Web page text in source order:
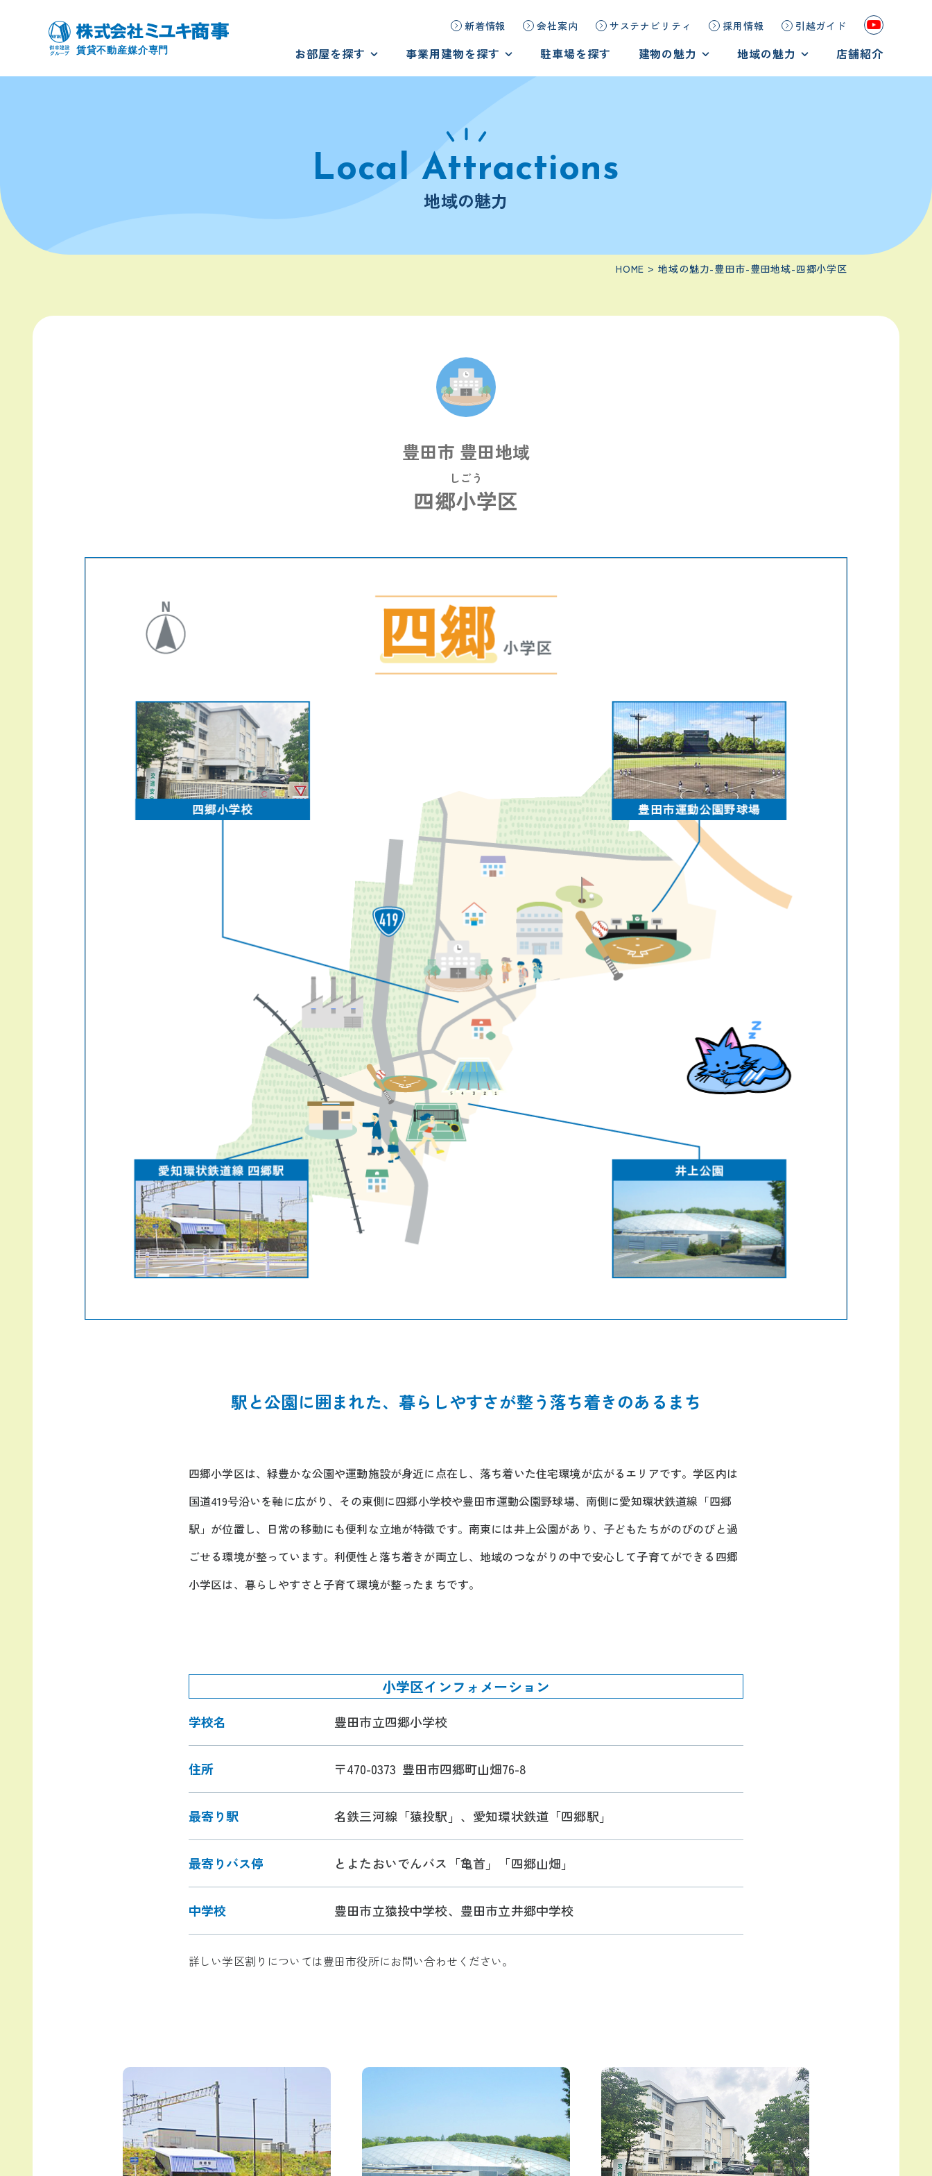
新着情報 会社案内 サステナビリティ 採用情報 引越ガイド
お部屋を探す 事業用建物を探す
テナント様の声
駐車場を探す 建物の魅力 地域の魅力 店舗紹介
地域の魅力
HOME 地域の魅力-豊田市-豊田地域-四郷小学区
豊田市 豊田地域
しごう
四郷小学区
駅と公園に囲まれた、暮らしやすさが整う落ち着きのあるまち
四郷小学区は、緑豊かな公園や運動施設が身近に点在し、落ち着いた住宅環境が広がるエリアです。学区内は
国道419号沿いを軸に広がり、その東側に四郷小学校や豊田市運動公園野球場、南側に愛知環状鉄道線「四郷
駅」が位置し、日常の移動にも便利な立地が特徴です。南東には井上公園があり、子どもたちがのびのびと過
ごせる環境が整っています。利便性と落ち着きが両立し、地域のつながりの中で安心して子育てができる四郷
小学区は、暮らしやすさと子育て環境が整ったまちです。
小学区インフォメーション
学校名 豊田市立四郷小学校
住所 〒470-0373 豊田市四郷町山畑76-8
最寄り駅 名鉄三河線「猿投駅」、愛知環状鉄道「四郷駅」
最寄りバス停 とよたおいでんバス「亀首」「四郷山畑」
中学校 豊田市立猿投中学校、豊田市立井郷中学校
詳しい学区割りについては豊田市役所にお問い合わせください。